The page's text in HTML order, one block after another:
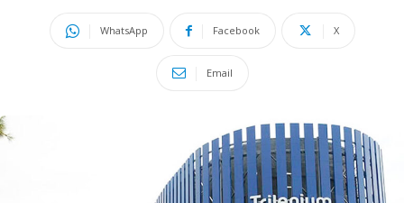
WhatsApp Facebook X
Email